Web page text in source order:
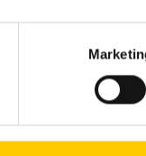
dem
oder Verwendung